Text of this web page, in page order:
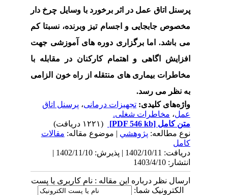
پرسنل اتاق عمل در اثر برخورد با وسایل چرخ دار
مخصوص جابجایی و اجسام تیز وبرنده، نسبتا کم
می باشد. اما برگزاری دوره های آموزشی جهت
افزایش اگاهی و اهتمام کارکنان در مقابله با
مخاطرات بیماری های منتقله از راه خون الزامی
به نظر می رسد.
واژه‌های کلیدی:تجهیزات درمانی،پرسنل اتاق
عمل،مخاطرات شغلی.
متن کامل[PDF 546 kb]
نوع مطالعه:پژوهشي| موضوع مقاله:مقالات
کامل
دریافت: 1402/10/11 | پذیرش: 1402/11/10 |
انتشار: 1403/4/10
ارسال نظر درباره این مقاله : نام کاربری یا پست
الکترونیک شما: